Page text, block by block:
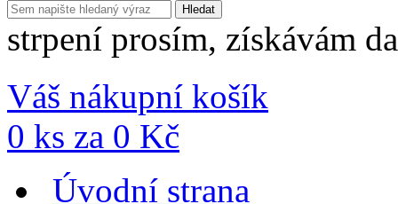
strpení prosím, získávám
Váš nákupní košík
0 ks za 0 Kč
Úvodní strana